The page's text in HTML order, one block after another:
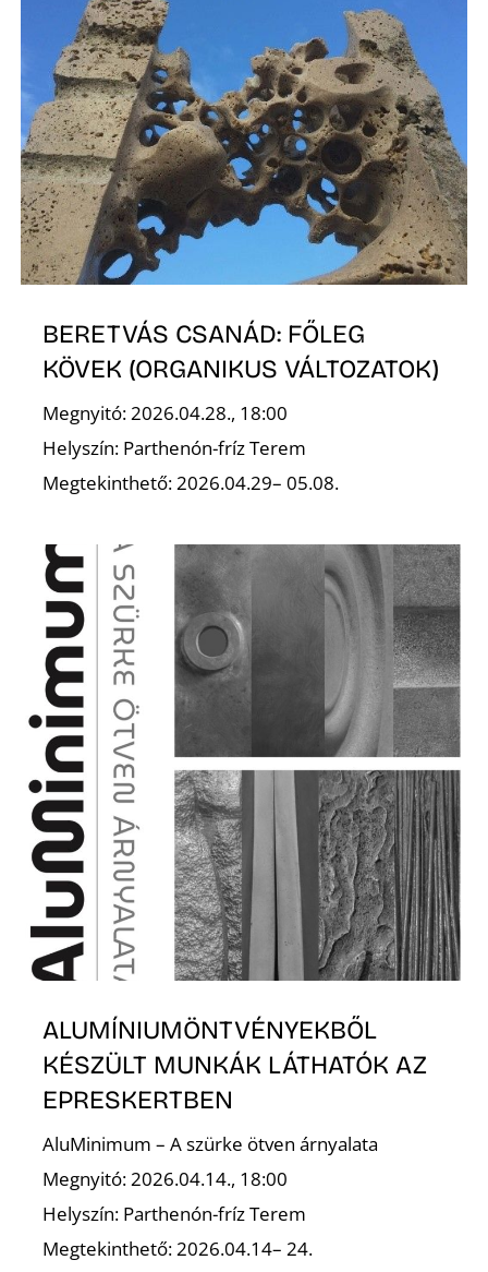
BERETVÁS CSANÁD: FŐLEG
KÖVEK (ORGANIKUS VÁLTOZATOK)
Megnyitó: 2026.04.28., 18:00
Helyszín: Parthenón-fríz Terem
Megtekinthető: 2026.04.29– 05.08.
ALUMÍNIUMÖNTVÉNYEKBŐL
KÉSZÜLT MUNKÁK LÁTHATÓK AZ
EPRESKERTBEN
AluMinimum – A szürke ötven árnyalata
Megnyitó: 2026.04.14., 18:00
Helyszín: Parthenón-fríz Terem
Megtekinthető: 2026.04.14– 24.